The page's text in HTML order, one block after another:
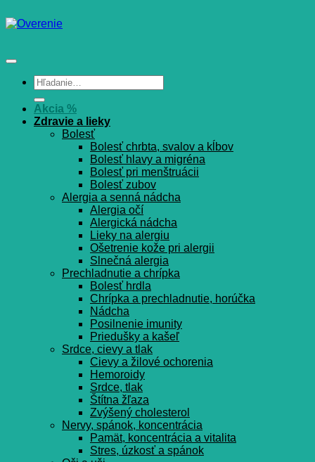
Hľadať:
Akcia %
Zdravie a lieky
Bolesť
Bolesť chrbta, svalov a kĺbov
Bolesť hlavy a migréna
Bolesť pri menštruácii
Bolesť zubov
Alergia a senná nádcha
Alergia očí
Alergická nádcha
Lieky na alergiu
Ošetrenie kože pri alergii
Slnečná alergia
Prechladnutie a chrípka
Bolesť hrdla
Chrípka a prechladnutie, horúčka
Nádcha
Posilnenie imunity
Priedušky a kašeľ
Srdce, cievy a tlak
Cievy a žilové ochorenia
Hemoroidy
Srdce, tlak
Štítna žľaza
Zvýšený cholesterol
Nervy, spánok, koncentrácia
Pamät, koncentrácia a vitalita
Stres, úzkosť a spánok